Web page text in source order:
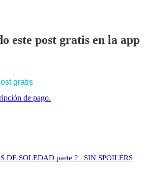
este post gratis en la app
gratis
de pago.
DE SOLEDAD parte 2 | SIN SPOILERS